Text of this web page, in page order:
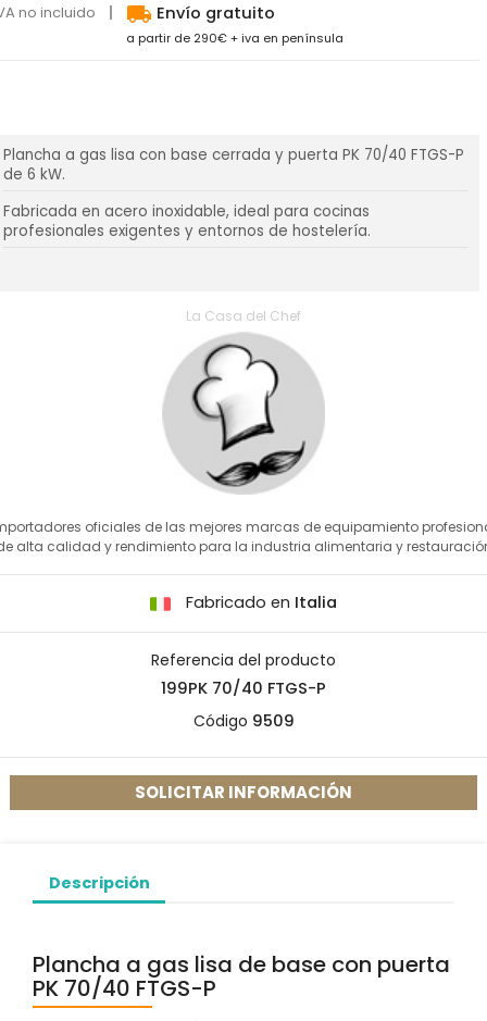
no incluido local_shipping Envío gratuito
a partir de 290€ + iva en península
Plancha a gas lisa con base cerrada y puerta PK 70/40 FTGS-P
de 6 kW.
Fabricada en acero inoxidable, ideal para cocinas
profesionales exigentes y entornos de hostelería.
La Casa del Chef
oficiales de las mejores marcas de equipamiento
alta calidad y rendimiento para la industria alimentaria y
Fabricado en Italia
Referencia del producto
199PK 70/40 FTGS-P
Código 9509
SOLICITAR INFORMACIÓN
Descripción
Plancha a gas lisa de base con puerta
PK 70/40 FTGS-P